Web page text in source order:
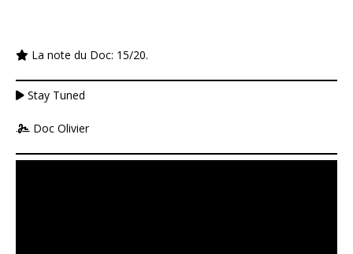
La note du Doc: 15/20.
Stay Tuned
Doc Olivier